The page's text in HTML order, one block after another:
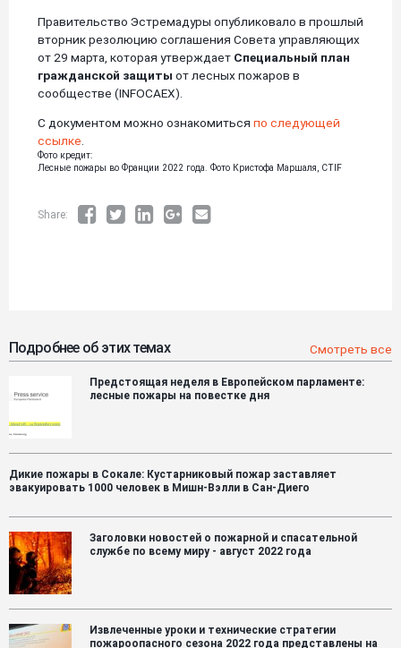
Правительство Эстремадуры опубликовало в прошлый
вторник резолюцию соглашения Совета управляющих
от 29 марта, которая утверждает Специальный план
гражданской защиты от лесных пожаров в
сообществе (INFOCAEX).
С документом можно ознакомиться по следующей
ссылке.
Фото кредит:
Лесные пожары во Франции 2022 года. Фото Кристофа Маршаля, CTIF
Share:
Подробнее об этих темах Смотреть все
Предстоящая неделя в Европейском парламенте:
лесные пожары на повестке дня
Дикие пожары в Сокале: Кустарниковый пожар заставляет
эвакуировать 1000 человек в Мишн-Вэлли в Сан-Диего
Заголовки новостей о пожарной и спасательной
службе по всему миру - август 2022 года
Извлеченные уроки и технические стратегии
пожароопасного сезона 2022 года представлены на